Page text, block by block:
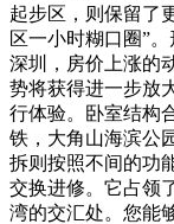
起步区，则保留了
区一小时糊口圈”
深圳，房价上涨的
势将获得进一步放
行体验。卧室结构
铁，大角山海滨公
拆则按照不间的功
交换进修。它占领
湾的交汇处。您能